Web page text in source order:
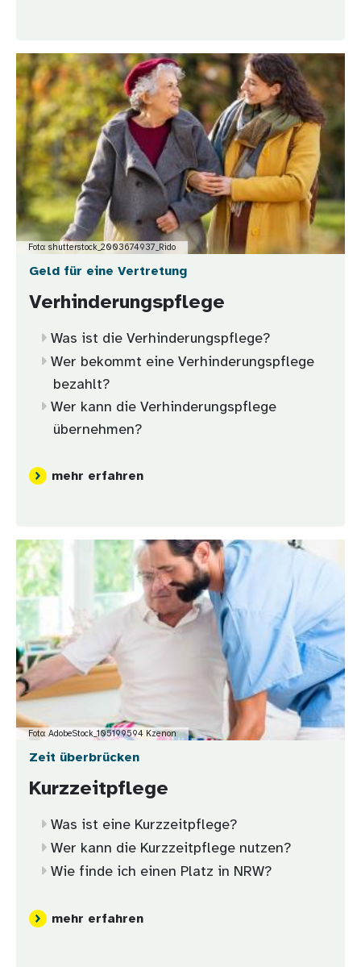
Bild
Foto: shutterstock_2003674937_Rido
Geld für eine Vertretung
Verhinderungspflege
Was ist die Verhinderungspflege?
Wer bekommt eine Verhinderungspflege
bezahlt?
Wer kann die Verhinderungspflege
übernehmen?
mehr erfahren
Bild
Foto: AdobeStock_105199594 Kzenon
Zeit überbrücken
Kurzzeitpflege
Was ist eine Kurzzeitpflege?
Wer kann die Kurzzeitpflege nutzen?
Wie finde ich einen Platz in NRW?
mehr erfahren